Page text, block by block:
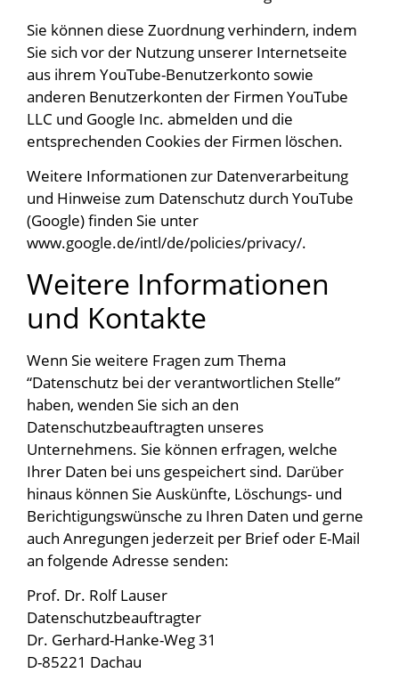
Sie können diese Zuordnung verhindern, indem
Sie sich vor der Nutzung unserer Internetseite
aus ihrem YouTube-Benutzerkonto sowie
anderen Benutzerkonten der Firmen YouTube
LLC und Google Inc. abmelden und die
entsprechenden Cookies der Firmen löschen.
Weitere Informationen zur Datenverarbeitung
und Hinweise zum Datenschutz durch YouTube
(Google) finden Sie unter
www.google.de/intl/de/policies/privacy/.
Weitere Informationen
und Kontakte
Wenn Sie weitere Fragen zum Thema
“Datenschutz bei der verantwortlichen Stelle”
haben, wenden Sie sich an den
Datenschutzbeauftragten unseres
Unternehmens. Sie können erfragen, welche
Ihrer Daten bei uns gespeichert sind. Darüber
hinaus können Sie Auskünfte, Löschungs- und
Berichtigungswünsche zu Ihren Daten und gerne
auch Anregungen jederzeit per Brief oder E-Mail
an folgende Adresse senden:
Prof. Dr. Rolf Lauser
Datenschutzbeauftragter
Dr. Gerhard-Hanke-Weg 31
D-85221 Dachau